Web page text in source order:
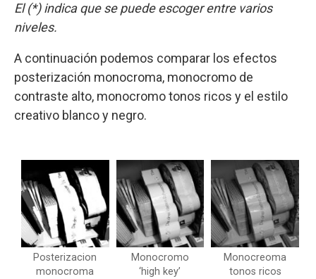
El (*) indica que se puede escoger entre varios
niveles.
A continuación podemos comparar los efectos
posterización monocroma, monocromo de
contraste alto, monocromo tonos ricos y el estilo
creativo blanco y negro.
Posterizacion
monocroma
Monocromo
‘high key’
Monocreoma
tonos ricos